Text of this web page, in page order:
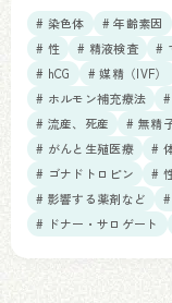
# 染色体 # 年齢素因
# 性
# 精液検査 #
# hCG
# 媒精（IVF）
# ホルモン補充療法
# 流産、死産
# 無精
# がんと生殖医療
#
# ゴナドトロピン
#
# 影響する薬剤など
# ドナー・サロゲート